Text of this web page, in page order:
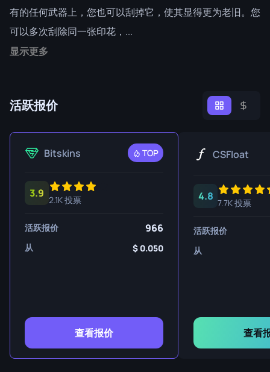
有的任何武器上，您也可以刮掉它，使其显得更为老旧。您
可以多次刮除同一张印花，...
显示更多
活跃报价
Bitskins TOP
3.9
2.1K 投票
活跃报价 966
从 0.050
查看报价
CSFloat
4.8
7.7K 投票
活跃报价
从
查看